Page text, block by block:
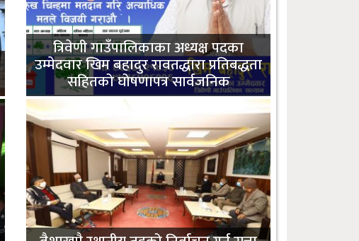
त्रिवेणी गाउँपालिकाका अध्यक्ष पदका
उम्मेदवार खिम बहादुर रावतद्धारा प्रतिबद्धता
सहितको घोषणापत्र सार्वजनिक